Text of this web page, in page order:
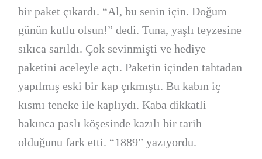
bir paket çıkardı. “Al, bu senin için. Doğum
günün kutlu olsun!” dedi. Tuna, yaşlı teyzesine
sıkıca sarıldı. Çok sevinmişti ve hediye
paketini aceleyle açtı. Paketin içinden tahtadan
yapılmış eski bir kap çıkmıştı. Bu kabın iç
kısmı teneke ile kaplıydı. Kaba dikkatli
bakınca paslı köşesinde kazılı bir tarih
olduğunu fark etti. “1889” yazıyordu.